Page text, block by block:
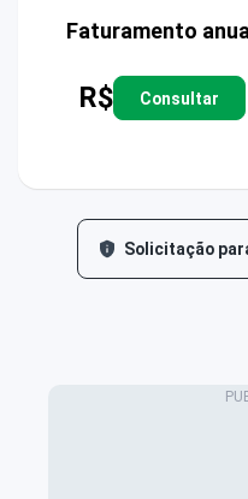
Faturamento anual
R$ Consultar
Solicitação